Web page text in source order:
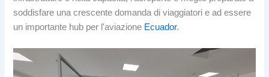
soddisfare una crescente domanda di viaggiatori e ad essere
un importante hub per l'aviazione Ecuador.